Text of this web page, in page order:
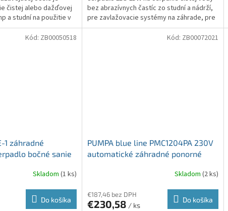
čistej alebo dažďovej
a studní na použitie v
bez abrazívnych častíc zo studní a nádrží,
pre zavlažovacie systémy na záhrade, pre
zásobovanie vodou...
1 záhradné
bočné sanie
Skladom (1 ks)
Do košíka
Kód: ZB00050518
PUMPA blue line PMC1204PA 230V
automatické záhradné ponorné
Skladom (2 ks)
€187,46 bez DPH
€230,58 / ks
Do košíka
Kód: ZB00072021